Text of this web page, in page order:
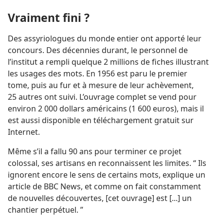
Vraiment fini ?
Des assyriologues du monde entier ont apporté leur
concours. Des décennies durant, le personnel de
l’institut a rempli quelque 2 millions de fiches illustrant
les usages des mots. En 1956 est paru le premier
tome, puis au fur et à mesure de leur achèvement,
25 autres ont suivi. L’ouvrage complet se vend pour
environ 2 000 dollars américains (1 600 euros), mais il
est aussi disponible en téléchargement gratuit sur
Internet.
Même s’il a fallu 90 ans pour terminer ce projet
colossal, ses artisans en reconnaissent les limites. “ Ils
ignorent encore le sens de certains mots, explique un
article de BBC News, et comme on fait constamment
de nouvelles découvertes, [cet ouvrage] est [...] un
chantier perpétuel. ”